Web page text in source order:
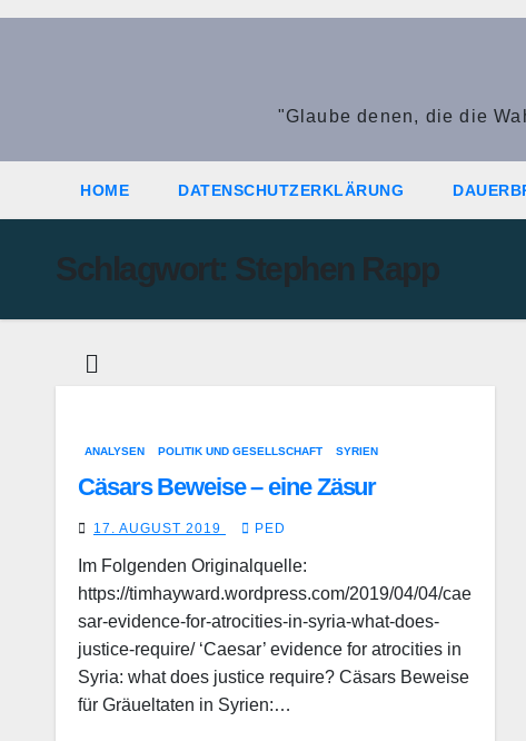
Zum
"Glaube denen, die die
HOME DATENSCHUTZERKLÄRUNG
Schlagwort: Stephen Rapp
ANALYSEN POLITIK UND GESELLSCHAFT SYRIEN
Cäsars Beweise – eine Zäsur
17. AUGUST 2019 PED
Im Folgenden Originalquelle:
https://timhayward.wordpress.com/2019/04/04/cae
sar-evidence-for-atrocities-in-syria-what-does-
justice-require/ ‘Caesar’ evidence for atrocities in
Syria: what does justice require? Cäsars Beweise
für Gräueltaten in Syrien:…